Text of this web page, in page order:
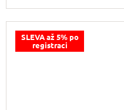
SLEVA až 5% po
registraci